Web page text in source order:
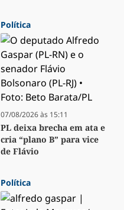
Política
07/08/2026 às 15:11
PL deixa brecha em ata e
cria “plano B” para vice
de Flávio
Política